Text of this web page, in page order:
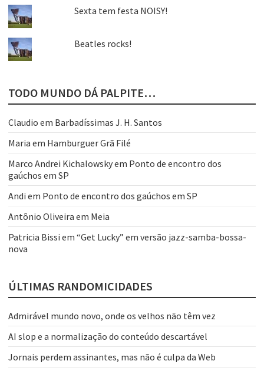
Sexta tem festa NOISY!
Beatles rocks!
TODO MUNDO DÁ PALPITE…
Claudio em Barbadíssimas J. H. Santos
Maria em Hamburguer Grã Filé
Marco Andrei Kichalowskyem Ponto de encontro dos
gaúchos em SP
Andi em Ponto de encontro dos gaúchos em SP
Antônio Oliveira em Meia
Patricia Bissi em “Get Lucky” em versão jazz-samba-bossa-
nova
ÚLTIMAS RANDOMICIDADES
Admirável mundo novo, onde os velhos não têm vez
AI slop e a normalização do conteúdo descartável
Jornais perdem assinantes, mas não é culpa da Web